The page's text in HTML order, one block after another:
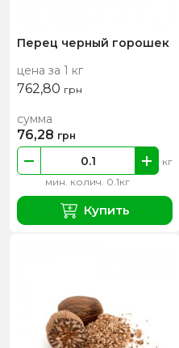
Перец черный горошек
цена за 1 кг
762,80 грн
мин. колич. 0.1кг
кг
сумма
76,28 грн
Купить